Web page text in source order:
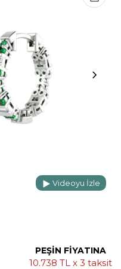
Videoyu İzle
PEŞİN FİYATINA
10.738 TL x 3 taksit